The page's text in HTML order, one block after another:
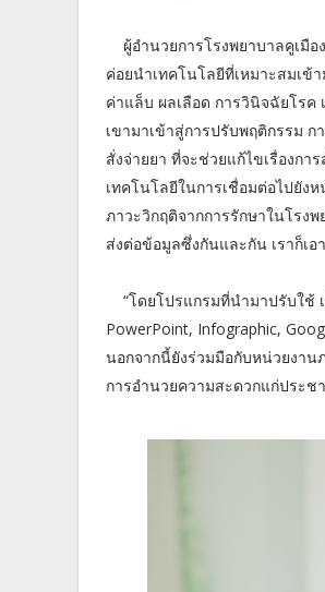
ผู้อำนวยการโรงพยาบาลคูเมื
ค่อยนำเทคโนโลยีที่เหมาะสมเข้
ค่าแล็บ ผลเลือด การวินิจฉัยโรค
เขามาเข้าสู่การปรับพฤติกรรม
สั่งจ่ายยา ที่จะช่วยแก้ไขเรื่องกา
เทคโนโลยีในการเชื่อมต่อไปยัง
ภาวะวิกฤติจากการรักษาในโรง
ส่งต่อข้อมูลซึ่งกันและกัน เราก็เ
“โดยโปรแกรมที่นำมาปรับใช้
PowerPoint, Infographic,
นอกจากนี้ยังร่วมมือกับหน่วยงาน
การอำนวยความสะดวกแก่ประช